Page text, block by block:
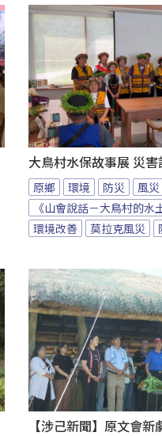
大鳥村水保故事展 災
原鄉 環境 防災
風災
《山會說話－大鳥村的水
環境改善
莫拉克風災
【涉己新聞】原文會